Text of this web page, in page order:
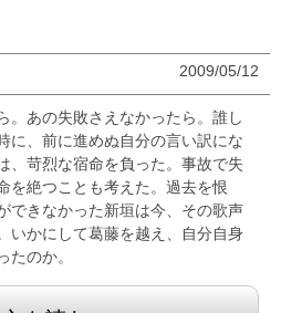
2009/05/12
。あの失敗さえなかったら。誰し
に、前に進めぬ自分の言い訳にな
、苛烈な宿命を負った。事故で失
を絶つことも考えた。過去を恨
できなかった新垣は今、その歌声
いかにして葛藤を越え、自分自身
たのか。